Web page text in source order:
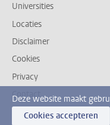
Universities
Locaties
Disclaimer
Cookies
Privacy
Contact
Deze website maakt
Cookies accepteren